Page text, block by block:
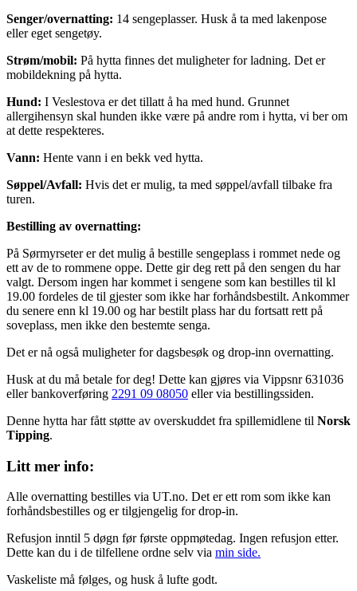
Senger/overnatting: 14 sengeplasser. Husk å ta med lakenpose
eller eget sengetøy.
Strøm/mobil: På hytta finnes det muligheter for ladning. Det er
mobildekning på hytta.
Hund: I Veslestova er det tillatt å ha med hund. Grunnet
allergihensyn skal hunden ikke være på andre rom i hytta, vi ber om
at dette respekteres.
Vann: Hente vann i en bekk ved hytta.
Søppel/Avfall: Hvis det er mulig, ta med søppel/avfall tilbake fra
turen.
Bestilling av overnatting:
På Sørmyrseter er det mulig å bestille sengeplass i rommet nede og
ett av de to rommene oppe. Dette gir deg rett på den sengen du har
valgt. Dersom ingen har kommet i sengene som kan bestilles til kl
19.00 fordeles de til gjester som ikke har forhåndsbestilt. Ankommer
du senere enn kl 19.00 og har bestilt plass har du fortsatt rett på
soveplass, men ikke den bestemte senga.
Det er nå også muligheter for dagsbesøk og drop-inn overnatting.
Husk at du må betale for deg! Dette kan gjøres via Vippsnr 631036
eller bankoverføring 2291 09 08050 eller via bestillingssiden.
Denne hytta har fått støtte av overskuddet fra spillemidlene til Norsk
Tipping.
Litt mer info:
Alle overnatting bestilles via UT.no. Det er ett rom som ikke kan
forhåndsbestilles og er tilgjengelig for drop-in.
Refusjon inntil 5 døgn før første oppmøtedag. Ingen refusjon etter.
Dette kan du i de tilfellene ordne selv via min side.
Vaskeliste må følges, og husk å lufte godt.